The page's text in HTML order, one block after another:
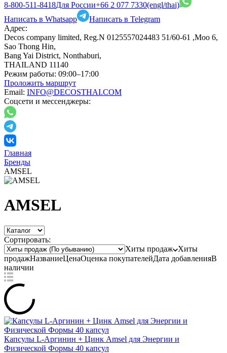
8-800-511-8418Для России+66 2 077 7330(engl/thai)
Написать в Whatsapp
Написать в Telegram
Адрес:
Decos company limited, Reg.N 0125557024483 51/60-61 ,Moo 6,
Sao Thong Hin,
Bang Yai District, Nonthaburi,
THAILAND 11140
Режим работы: 09:00–17:00
Проложить маршрут
Email: INFO@DECOSTHAI.COM
Соцсети и мессенджеры:
Главная
Бренды
AMSEL
AMSEL
Сортировать:
Хиты продаж
Хиты
продажНазваниеЦенаОценка покупателейДата добавленияВ
наличии
Капсулы L-Аргинин + Цинк Amsel для Энергии и
Физической Формы 40 капсул